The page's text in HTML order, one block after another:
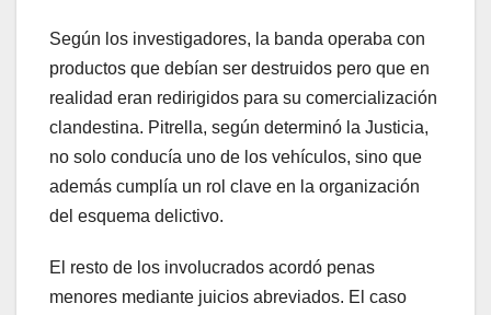
Según los investigadores, la banda operaba con
productos que debían ser destruidos pero que en
realidad eran redirigidos para su comercialización
clandestina. Pitrella, según determinó la Justicia,
no solo conducía uno de los vehículos, sino que
además cumplía un rol clave en la organización
del esquema delictivo.
El resto de los involucrados acordó penas
menores mediante juicios abreviados. El caso